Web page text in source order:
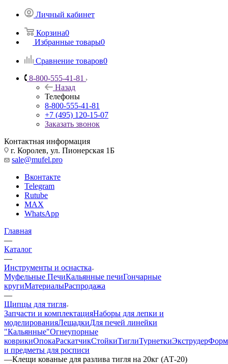
Личный кабинет
Корзина0
Избранные товары0
Сравнение товаров0
8-800-555-41-81
Назад
Телефоны
8-800-555-41-81
+7 (495) 120-15-07
Заказать звонок
Контактная информация
г. Королев, ул. Пионерская 1Б
sale@mufel.pro
Вконтакте
Telegram
Rutube
MAX
WhatsApp
Главная
—
Каталог
—
Инструменты и оснастка
Муфельные ПечиКальянные печиГончарные
кругиМатериалыРаспродажа
—
Щипцы для тигля
Запчасти и комплектацияНаборы для лепки и
моделированияЛещадкиДля печей линейки
"Кальянные"Огнеупорные
коврикиОпокаРаскатчикСтойкиТиглиТурнеткиЭкструдер
и предметы для росписи
—Клещи кованые для разлива тигля на 20кг (АТ-20)